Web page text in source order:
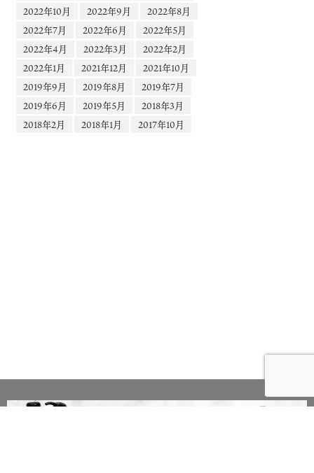
2022年10月
2022年9月
2022年8月
2022年7月
2022年6月
2022年5月
2022年4月
2022年3月
2022年2月
2022年1月
2021年12月
2021年10月
2019年9月
2019年8月
2019年7月
2019年6月
2019年5月
2018年3月
2018年2月
2018年1月 2017年10月